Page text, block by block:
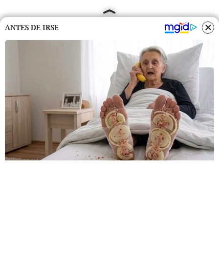
ANTES DE IRSE